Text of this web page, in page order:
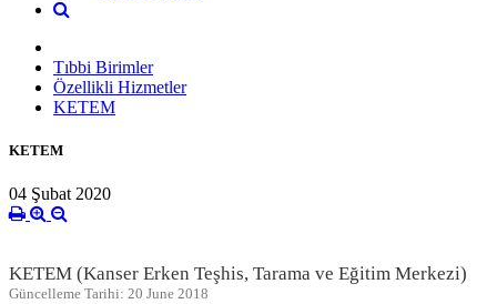
Tıbbi Birimler
Özellikli Hizmetler
KETEM
KETEM
04 Şubat 2020
KETEM (Kanser Erken Teşhis, Tarama ve Eğitim Merkezi)
Güncelleme Tarihi: 20 June 2018